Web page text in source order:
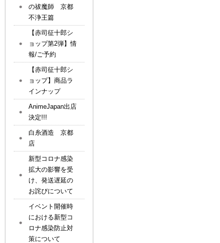
の祓魔師 京都
不浄王篇
【赤司征十郎シ
ョップ第2弾】情
報/ご予約
【赤司征十郎シ
ョップ】商品ラ
インナップ
AnimeJapan出店
決定!!!
白糸酒造 京都
店
新型コロナ感染
拡大の影響を受
け、発送遅延の
お詫びについて
イベント開催時
における新型コ
ロナ感染防止対
策について